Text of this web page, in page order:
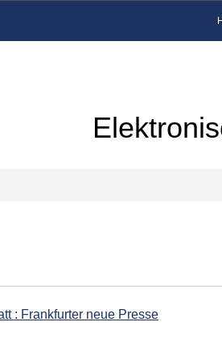
: Frankfurter neue Presse